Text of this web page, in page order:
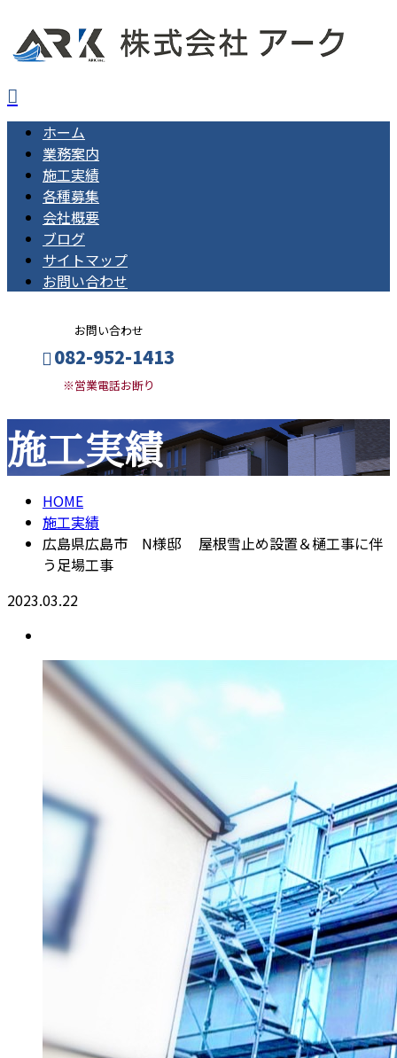
ホーム
業務案内
施工実績
各種募集
会社概要
ブログ
サイトマップ
お問い合わせ
お問い合わせ
082-952-1413
※営業電話お断り
メールフォーム
施工実績
HOME
施工実績
広島県広島市 N様邸 屋根雪止め設置＆樋工事に伴
う足場工事
2023.03.22